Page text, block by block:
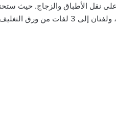
نقل الأطباق والزجاج. حيث
الصناديق الكبيرة (كرتون أو بلاستيك)، وشريط لاصق لتعبئة